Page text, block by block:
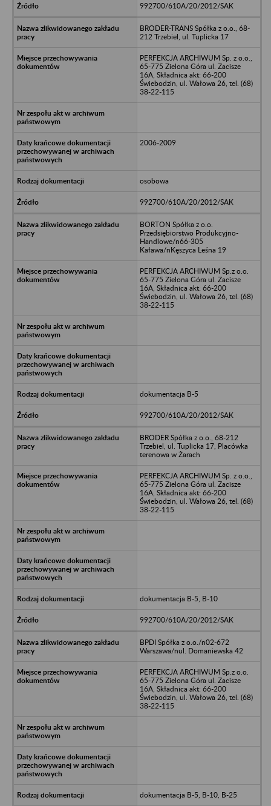
992700/610A/20/2012/SAK
BRODER-TRANS Spółka z o.o., 68-
212 Trzebiel, ul. Tuplicka 17
PERFEKCJA ARCHIWUM Sp. z o.o.,
65-775 Zielona Góra ul. Zacisze
16A, Składnica akt: 66-200
Świebodzin, ul. Wałowa 26, tel. (68)
38-22-115
2006-2009
osobowa
992700/610A/20/2012/SAK
BORTON Spółka z o.o.
Przedsiębiorstwo Produkcyjno-
Handlowe/n66-305
Kaława/nKęszyca Leśna 19
PERFEKCJA ARCHIWUM Sp.z o.o.
65-775 Zielona Góra ul. Zacisze
16A, Składnica akt: 66-200
Świebodzin, ul. Wałowa 26, tel. (68)
38-22-115
dokumentacja B-5
992700/610A/20/2012/SAK
BRODER Spółka z o.o., 68-212
Trzebiel, ul. Tuplicka 17, Placówka
terenowa w Żarach
PERFEKCJA ARCHIWUM Sp. z o.o.,
65-775 Zielona Góra ul. Zacisze
16A, Składnica akt: 66-200
Świebodzin, ul. Wałowa 26, tel. (68)
38-22-115
dokumentacja B-5, B-10
992700/610A/20/2012/SAK
BPDI Spółka z o.o./n02-672
Warszawa/nul. Domaniewska 42
PERFEKCJA ARCHIWUM Sp.z o.o.
65-775 Zielona Góra ul. Zacisze
16A, Składnica akt: 66-200
Świebodzin, ul. Wałowa 26, tel. (68)
38-22-115
dokumentacja B-5, B-10, B-25